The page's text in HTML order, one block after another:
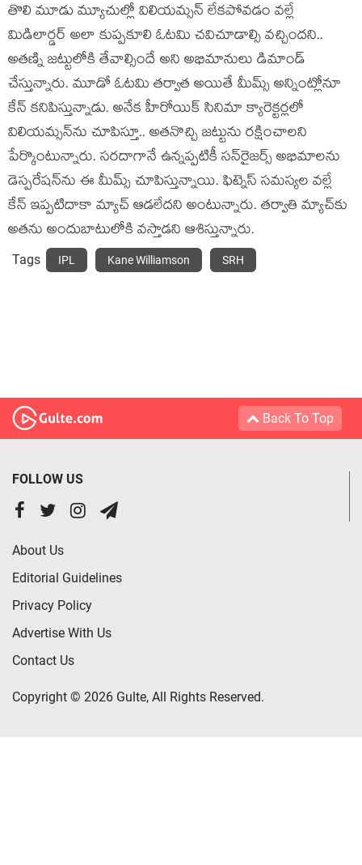
తొలి మూడు మ్యూచుల్లో విలియమ్సన్ లేకపోవడం వల్లే
మిడిలార్డర్ అలా కుప్పకూలి ఓటమి చవిచూడాల్సి వచ్చిందని..
అతణ్ని జట్టులోకి తేవాల్సిందే అని అభిమానులు డిమాండ్
చేస్తున్నారు. మూడో ఓటమి తర్వాత అయితే మీమ్స్ అన్నింట్లోనూ
కేన్ కనిపిస్తున్నాడు. అనేక హీరోయిక్ సినిమా క్యారెక్టర్లలో
విలియమ్సన్‌ను చూపిస్తూ.. అతనొచ్చి జట్టును రక్షించాలని
పేర్కొంటున్నారు. సరదాగానే ఉన్నప్పటికీ సన్‌రైజర్స్ అభిమాలను
డెస్పరేషన్‌ను ఈ మీమ్స్ చూపిస్తున్నాయి. ఫిట్నెస్ సమస్యల వల్లే
కేన్ ఇప్పటిదాకా మ్యాచ్ ఆడలేదని అంటున్నారు. తర్వాతి మ్యాచ్‌కు
అతను అందుబాటులోకి వస్తాడని ఆశిస్తున్నారు.
Tags IPL Kane Williamson SRH
Back To Top
FOLLOW US
About Us
Editorial Guidelines
Privacy Policy
Advertise With Us
Contact Us
Copyright © 2026 Gulte, All Rights Reserved.